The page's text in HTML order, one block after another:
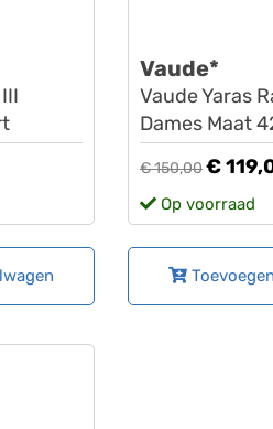
Vaude*
Vaude Yaras
Dames Maat
€ 150,00€
Op voorraad